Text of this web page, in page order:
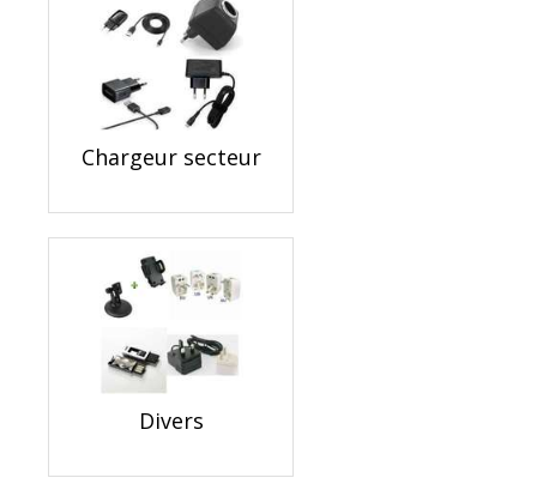
Chargeur secteur
Divers